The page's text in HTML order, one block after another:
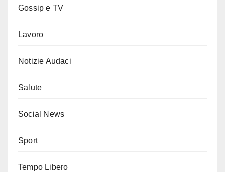
Gossip e TV
Lavoro
Notizie Audaci
Salute
Social News
Sport
Tempo Libero